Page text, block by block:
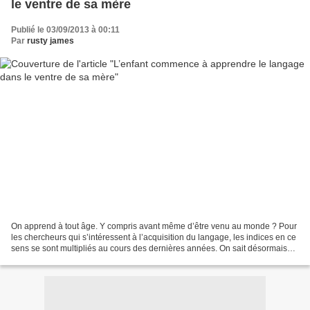
le ventre de sa mère
Publié le 03/09/2013 à 00:11
Par rusty james
On apprend à tout âge. Y compris avant même d’être venu au monde ? Pour
les chercheurs qui s’intéressent à l’acquisition du langage, les indices en ce
sens se sont multipliés au cours des dernières années. On sait désormais